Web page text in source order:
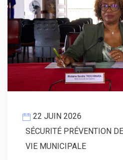
22 JUIN 2026
SÉCURITÉ PRÉVENTION
VIE MUNICIPALE